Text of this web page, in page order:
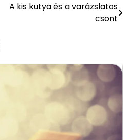
A kis kutya és a varázslatos
csont